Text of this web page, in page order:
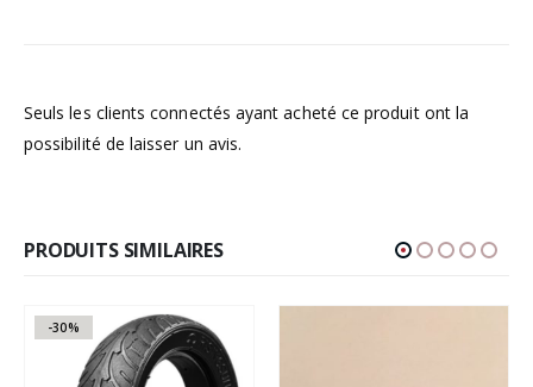
Seuls les clients connectés ayant acheté ce produit ont la
possibilité de laisser un avis.
PRODUITS SIMILAIRES
-30%